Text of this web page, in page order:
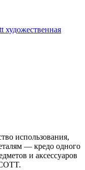
художественная
использования,
— кредо одного
и аксессуаров